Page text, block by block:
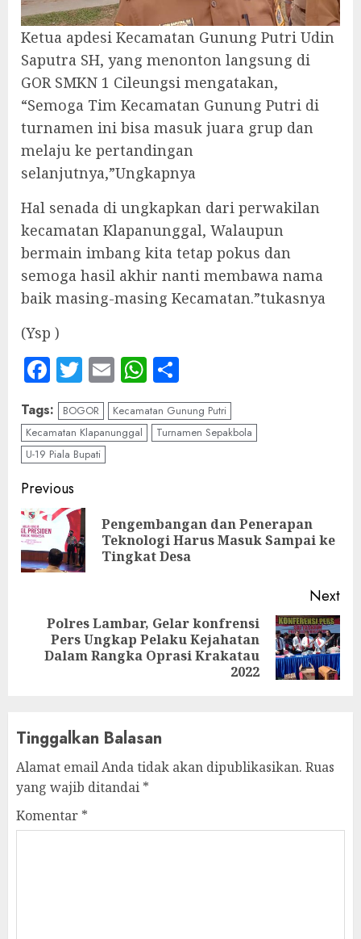
Ketua apdesi Kecamatan Gunung Putri Udin
Saputra SH, yang menonton langsung di
GOR SMKN 1 Cileungsi mengatakan,
“Semoga Tim Kecamatan Gunung Putri di
turnamen ini bisa masuk juara grup dan
melaju ke pertandingan
selanjutnya,”Ungkapnya
Hal senada di ungkapkan dari perwakilan
kecamatan Klapanunggal, Walaupun
bermain imbang kita tetap pokus dan
semoga hasil akhir nanti membawa nama
baik masing-masing Kecamatan.”tukasnya
(Ysp )
Facebook
Twitter
EmailWhatsApp
Tags: BOGOR
Kecamatan Gunung Putri
Kecamatan Klapanunggal
Turnamen Sepakbola
U-19 Piala Bupati
Continue
Reading
Previous
Pengembangan dan Penerapan
Teknologi Harus Masuk Sampai ke
Tingkat Desa
Next
Next
post:
Polres Lambar, Gelar konfrensi
Pers Ungkap Pelaku Kejahatan
Dalam Rangka Oprasi Krakatau
2022
Tinggalkan Balasan
Alamat email Anda tidak akan dipublikasikan. Ruas
yang wajib ditandai *
Komentar *